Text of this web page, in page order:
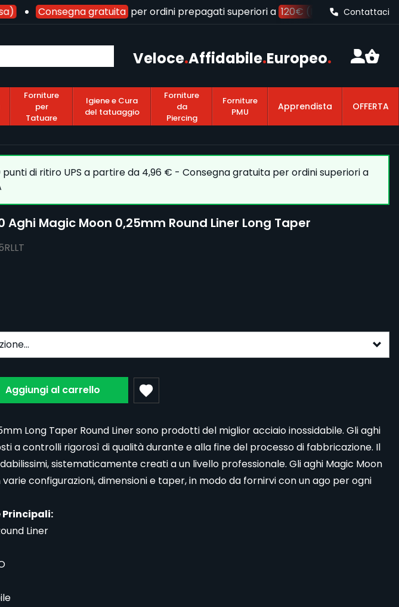
Consegna gratuitaper ordini prepagati superiori a 120€ (IVA inclusa)Contattaci
Veloce.Affidabile.Europeo.
Forniture
per
Tatuare
Igiene e Cura
del tatuaggio
Forniture
da
Piercing
Forniture
PMU
Apprendista OFFERTA
di ritiro UPS a partire da 4,96 € - Consegna gratuita per ordini superiori a
Aghi Magic Moon 0,25mm Round Liner Long Taper
in stock notification configurable form
Aggiungi al carrello
Long Taper Round Liner sono prodotti del miglior acciaio inossidabile. Gli aghi
a controlli rigorosì di qualità durante e alla fine del processo di fabbricazione. Il
sistematicamente creati a un livello professionale. Gli aghi Magic Moon
varie configurazioni, dimensioni e taper, in modo da fornirvi con un ago per ogni
Liner